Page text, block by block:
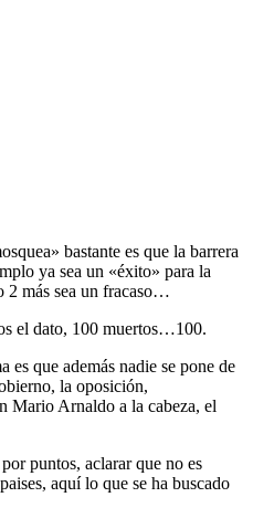
bastante es que la barrera
ya sea un «éxito» para la
2 más sea un fracaso…
el dato, 100 muertos…100.
es que además nadie se pone de
la oposición,
Mario Arnaldo a la cabeza, el
puntos, aclarar que no es
aquí lo que se ha buscado